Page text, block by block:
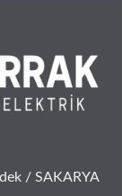
/ SAKARYA